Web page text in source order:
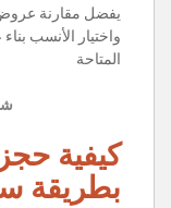
يفضل مقارنة
واختيار الأنسب
المتاحة
كيفية
بطريقة